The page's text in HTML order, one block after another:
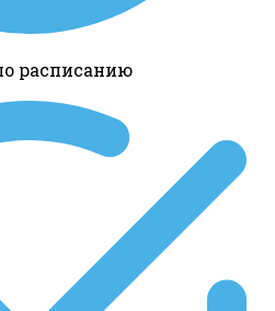
расписанию